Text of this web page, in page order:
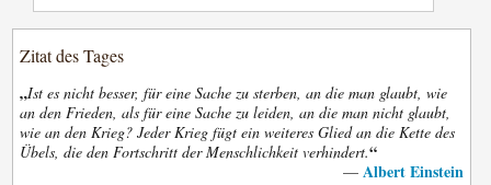
Zitat des Tages
„Ist es nicht besser, für eine Sache zu sterben, an die man glaubt, wie
an den Frieden, als für eine Sache zu leiden, an die man nicht glaubt,
wie an den Krieg? Jeder Krieg fügt ein weiteres Glied an die Kette des
Übels, die den Fortschritt der Menschlichkeit verhindert.“
— Albert Einstein